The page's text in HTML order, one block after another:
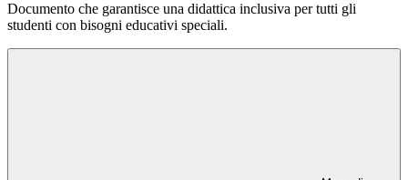
Documento che garantisce una didattica inclusiva per tutti gli
studenti con bisogni educativi speciali.